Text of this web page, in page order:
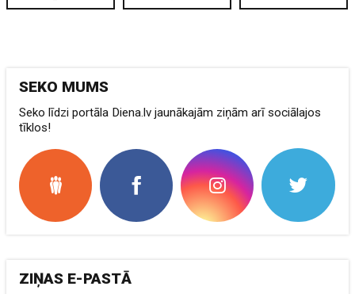
SEKO MUMS
Seko līdzi portāla Diena.lv jaunākajām ziņām arī sociālajos
tīklos!
ZIŅAS E-PASTĀ